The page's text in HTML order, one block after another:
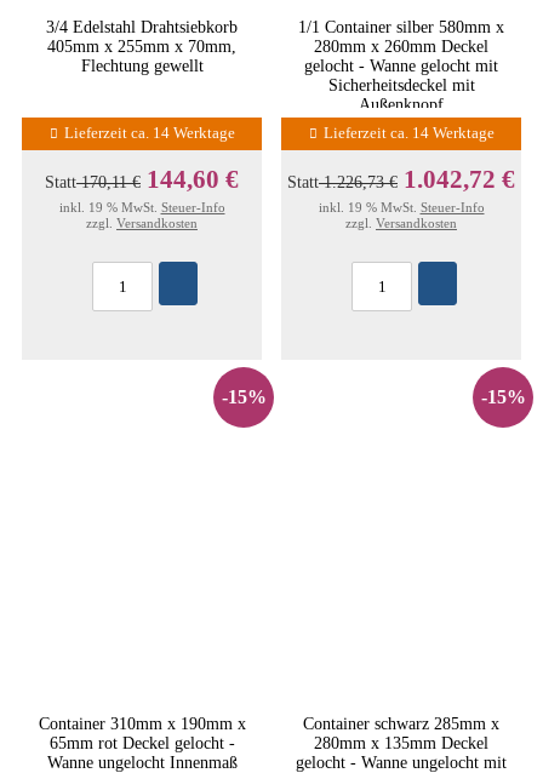
3/4 Edelstahl Drahtsiebkorb
405mm x 255mm x 70mm,
Flechtung gewellt
Lieferzeit ca. 14 Werktage
Statt170,11 € 144,60 €
inkl. 19 % MwSt. Steuer-Info
zzgl. Versandkosten
1/1 Container silber 580mm x
280mm x 260mm Deckel
gelocht - Wanne gelocht mit
Sicherheitsdeckel mit
Außenknopf
Lieferzeit ca. 14 Werktage
Statt1.226,73 € 1.042,72 €
inkl. 19 % MwSt. Steuer-Info
zzgl. Versandkosten
-15%
Container 310mm x 190mm x
65mm rot Deckel gelocht -
Wanne ungelocht Innenmaß
-15%
Container schwarz 285mm x
280mm x 135mm Deckel
gelocht - Wanne ungelocht mit